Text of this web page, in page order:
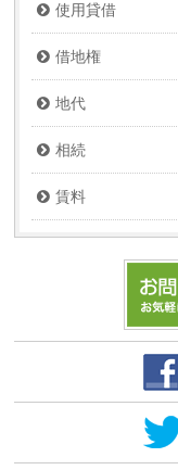
使用貸借
借地権
地代
相続
賃料